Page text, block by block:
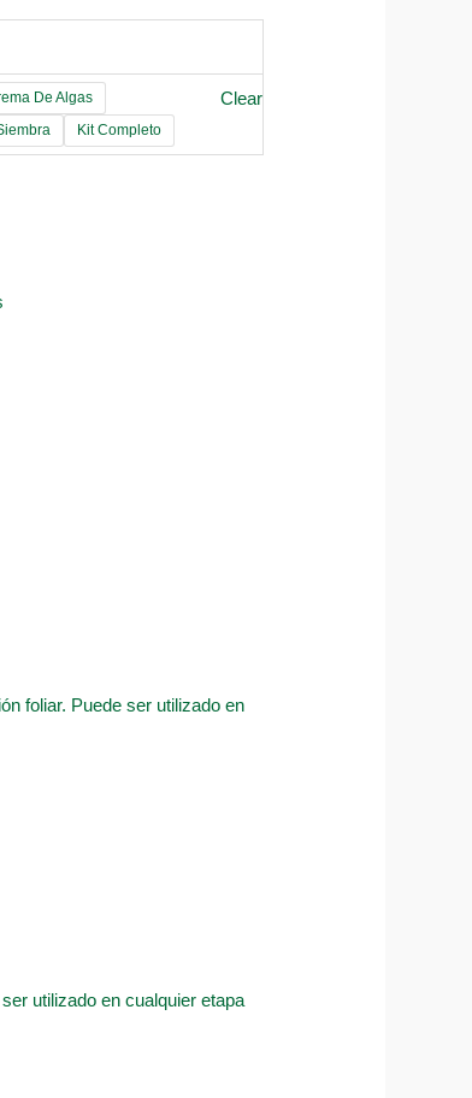
De Algas
Kit Completo
Clear
foliar. Puede ser utilizado en
utilizado en cualquier etapa